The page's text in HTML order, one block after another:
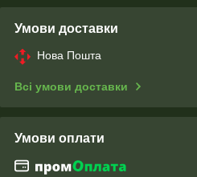
Умови доставки
Нова Пошта
Всі умови доставки
Умови оплати